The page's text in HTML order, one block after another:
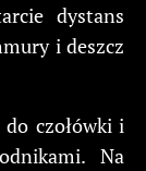
dystans
i deszcz
czołówki i
Na